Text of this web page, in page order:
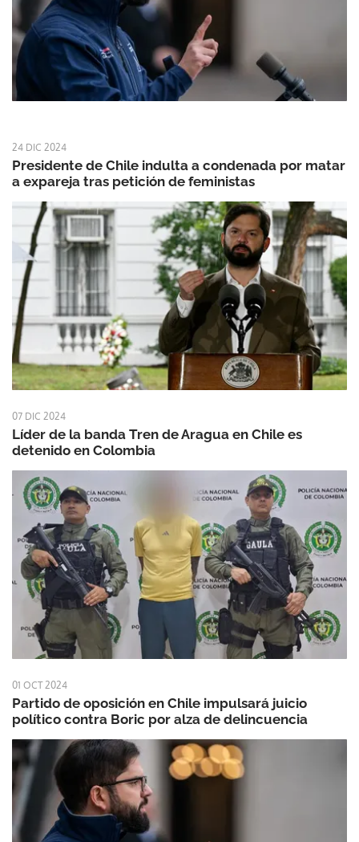
24 DIC 2024
Presidente de Chile indulta a condenada por matar
a expareja tras petición de feministas
07 DIC 2024
Líder de la banda Tren de Aragua en Chile es
detenido en Colombia
01 OCT 2024
Partido de oposición en Chile impulsará juicio
político contra Boric por alza de delincuencia